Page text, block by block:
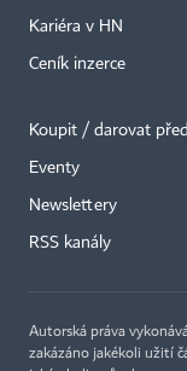
Kariéra v HN
Ceník inzerce
Koupit / darovat
Eventy
Newslettery
RSS kanály
Autorská práva
zakázáno jakékoli užití